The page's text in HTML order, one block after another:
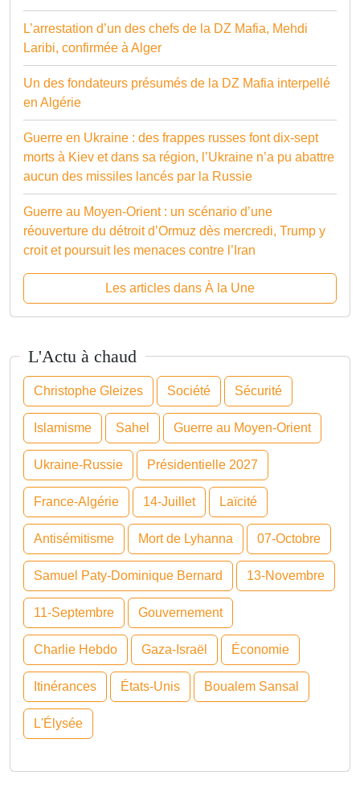
L’arrestation d’un des chefs de la DZ Mafia, Mehdi
Laribi, confirmée à Alger
Un des fondateurs présumés de la DZ Mafia interpellé
en Algérie
Guerre en Ukraine : des frappes russes font dix-sept
morts à Kiev et dans sa région, l’Ukraine n’a pu abattre
aucun des missiles lancés par la Russie
Guerre au Moyen-Orient : un scénario d’une
réouverture du détroit d’Ormuz dès mercredi, Trump y
croit et poursuit les menaces contre l’Iran
Les articles dans À la Une
L'Actu à chaud
Christophe Gleizes Société Sécurité
Islamisme Sahel Guerre au Moyen-Orient
Ukraine-Russie Présidentielle 2027
France-Algérie 14-Juillet Laïcité
Antisémitisme Mort de Lyhanna 07-Octobre
Samuel Paty-Dominique Bernard 13-Novembre
11-Septembre Gouvernement
Charlie Hebdo Gaza-Israël Économie
Itinérances États-Unis Boualem Sansal
L'Élysée